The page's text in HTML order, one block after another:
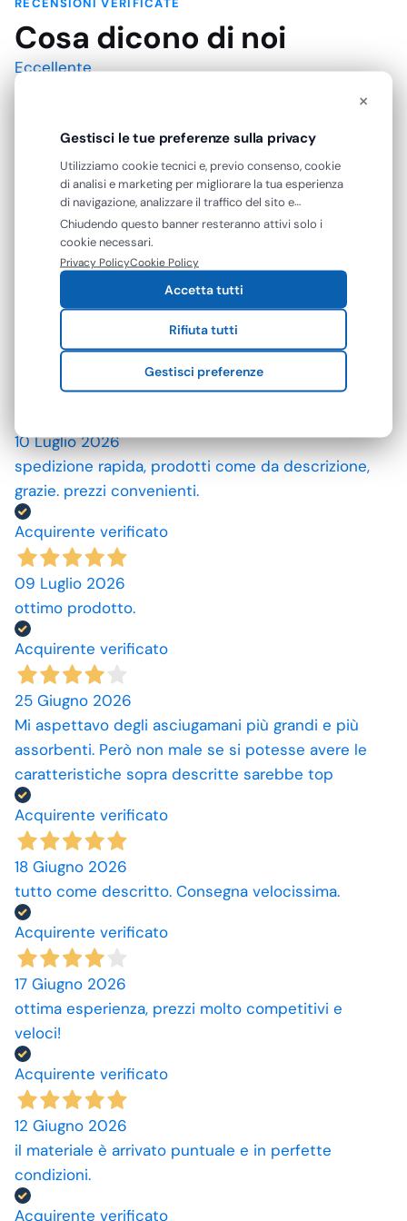
RECENSIONI VERIFICATE
Cosa dicono di noi
Eccellente
recensioni
Le nostre recensioni a 4 e 5 stelle.
Clicca qui per leggerle tutte >
Precedente Successivo
A andato tutto come previsto
Acquirente verificato
10 Luglio 2026
spedizione rapida, prodotti come da descrizione,
grazie. prezzi convenienti.
Acquirente verificato
09 Luglio 2026
ottimo prodotto.
Acquirente verificato
25 Giugno 2026
Mi aspettavo degli asciugamani più grandi e più
assorbenti. Però non male se si potesse avere le
caratteristiche sopra descritte sarebbe top
Acquirente verificato
18 Giugno 2026
tutto come descritto. Consegna velocissima.
Acquirente verificato
17 Giugno 2026
ottima esperienza, prezzi molto competitivi e
veloci!
Acquirente verificato
12 Giugno 2026
il materiale è arrivato puntuale e in perfette
condizioni.
Acquirente verificato
×
Gestisci le tue preferenze sulla privacy
Utilizziamo cookie tecnici e, previo consenso, cookie
di analisi e marketing per migliorare la tua esperienza
di navigazione, analizzare il traffico del sito e
mostrarti contenuti e pubblicità personalizzati. Puoi
accettare tutti i cookie oppure gestire le tue
preferenze. Puoi modificare o revocare il consenso in
qualsiasi momento.
Chiudendo questo banner resteranno attivi solo i
cookie necessari.
Privacy PolicyCookie Policy
Accetta tutti
Rifiuta tutti
Gestisci preferenze